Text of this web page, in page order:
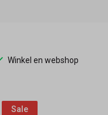
Winkel en webshop
Sale